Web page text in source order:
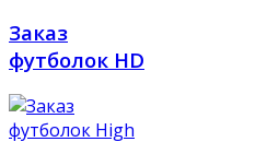
Заказ
футболок HD